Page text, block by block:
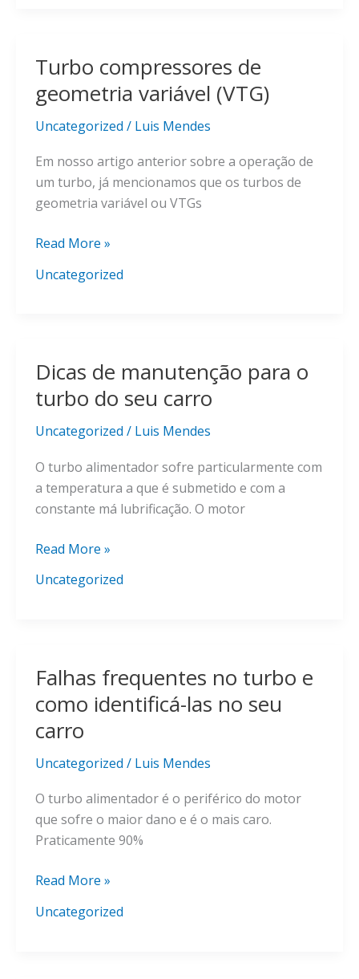
cilindro
para
que
Turbo compressores de
geometria variável (VTG)
Uncategorized / Luis Mendes
Em nosso artigo anterior sobre a operação de
um turbo, já mencionamos que os turbos de
geometria variável ou VTGs
Turbo
de
Read More »
Uncategorized
Dicas de manutenção para o
turbo do seu carro
Uncategorized / Luis Mendes
O turbo alimentador sofre particularmente com
a temperatura a que é submetido e com a
constante má lubrificação. O motor
Dicas
manutenção
do
carro
Read More »
Uncategorized
Falhas frequentes no turbo e
como identificá-las no seu
carro
Uncategorized / Luis Mendes
O turbo alimentador é o periférico do motor
que sofre o maior dano e é o mais caro.
Praticamente 90%
Falhas
no
Read More »
Uncategorized